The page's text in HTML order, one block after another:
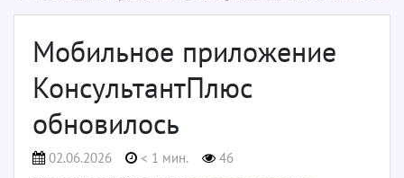
Мобильное приложение
КонсультантПлюс
обновилось
02.06.2026 < 1 мин. 46